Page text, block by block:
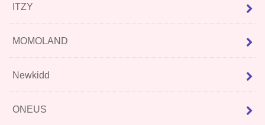
ITZY
MOMOLAND
Newkidd
ONEUS